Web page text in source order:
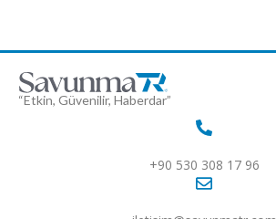
“Etkin, Güvenilir, Haberdar”
+90 530 308 17 96